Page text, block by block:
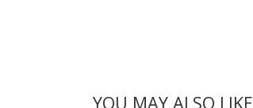
YOU MAY ALSO LIKE